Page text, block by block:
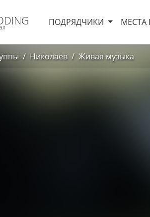
ПОДРЯДЧИКИ МЕСТА
Николаев Живая музыка